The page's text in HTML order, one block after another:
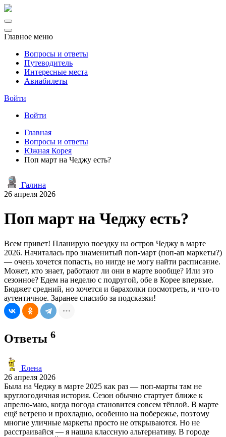
Главное меню
Вопросы и ответы
Путеводитель
Интересные места
Авиабилеты
Войти
Войти
Главная
Вопросы и ответы
Южная Корея
Поп март на Чеджу есть?
Галина
26 апреля 2026
Поп март на Чеджу есть?
Всем привет! Планирую поездку на остров Чеджу в марте
2026. Начиталась про знаменитый поп-март (поп-ап маркеты?)
— очень хочется попасть, но нигде не могу найти расписание.
Может, кто знает, работают ли они в марте вообще? Или это
сезонное? Едем на неделю с подругой, обе в Корее впервые.
Бюджет средний, но хочется и барахолки посмотреть, и что-то
аутентичное. Заранее спасибо за подсказки!
Ответы 6
Елена
26 апреля 2026
Была на Чеджу в марте 2025 как раз — поп-марты там не
круглогодичная история. Сезон обычно стартует ближе к
апрелю-маю, когда погода становится совсем тёплой. В марте
ещё ветрено и прохладно, особенно на побережье, поэтому
многие уличные маркеты просто не открываются. Но не
расстраивайся — я нашла классную альтернативу. В городе